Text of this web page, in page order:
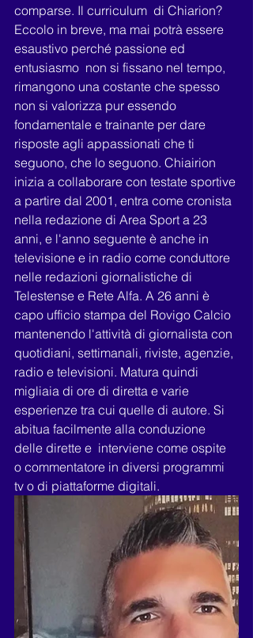
comparse. Il curriculum  di Chiarion?
Eccolo in breve, ma mai potrà essere
esaustivo perché passione ed
entusiasmo  non si fissano nel tempo,
rimangono una costante che spesso
non si valorizza pur essendo
fondamentale e trainante per dare
risposte agli appassionati che ti
seguono, che lo seguono. Chiairion
inizia a collaborare con testate sportive
a partire dal 2001, entra come cronista
nella redazione di Area Sport a 23
anni, e l'anno seguente è anche in
televisione e in radio come conduttore
nelle redazioni giornalistiche di
Telestense e Rete Alfa. A 26 anni è
capo ufficio stampa del Rovigo Calcio
mantenendo l'attività di giornalista con
quotidiani, settimanali, riviste, agenzie,
radio e televisioni. Matura quindi
migliaia di ore di diretta e varie
esperienze tra cui quelle di autore. Si
abitua facilmente alla conduzione
delle dirette e  interviene come ospite
o commentatore in diversi programmi
tv o di piattaforme digitali.